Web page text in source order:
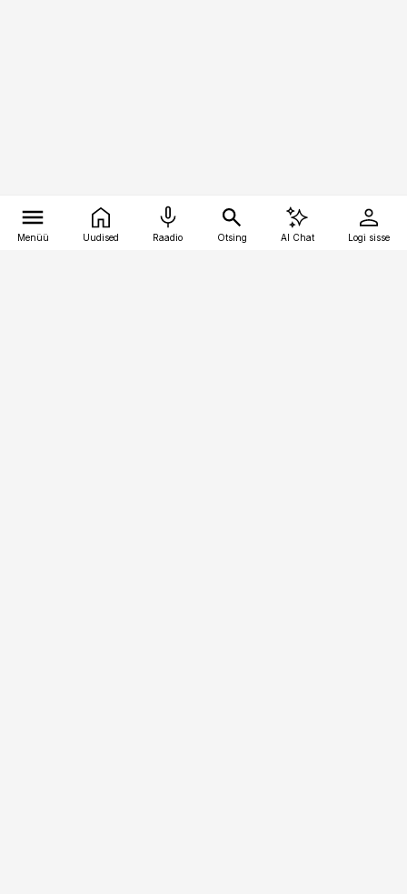
Menüü Uudised Raadio Otsing AI Chat Logi sisse